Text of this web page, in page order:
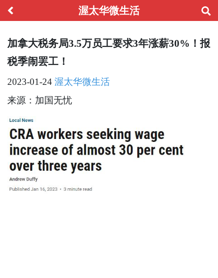
渥太华微生活
加拿大税务局3.5万员工要求3年涨薪30%！报
税季闹罢工！
2023-01-24 渥太华微生活
来源：加国无忧